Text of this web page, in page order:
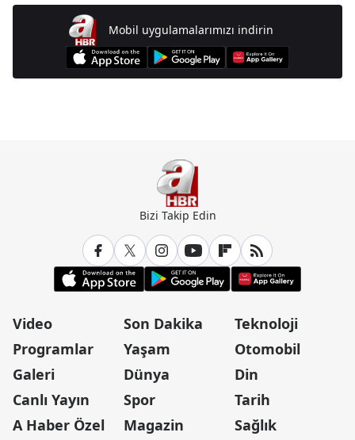
Mobil uygulamalarımızı indirin
Bizi Takip Edin
Video
Programlar
Galeri
Canlı Yayın
A Haber Özel
Son Dakika
Yaşam
Dünya
Spor
Magazin
Teknoloji
Otomobil
Din
Tarih
Sağlık